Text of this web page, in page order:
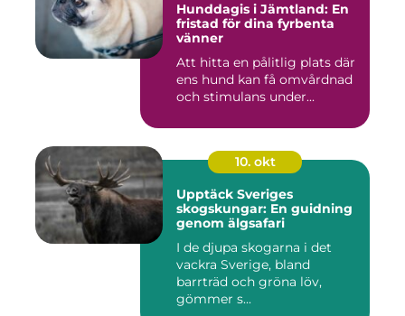
Hunddagis i Jämtland: En
fristad för dina fyrbenta
vänner
Att hitta en pålitlig plats där
ens hund kan få omvårdnad
och stimulans under...
10. okt
Upptäck Sveriges
skogskungar: En guidning
genom älgsafari
I de djupa skogarna i det
vackra Sverige, bland
barrträd och gröna löv,
gömmer s...